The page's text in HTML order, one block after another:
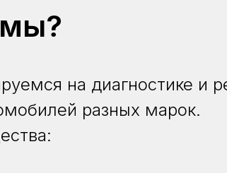
на диагностике и
разных марок.